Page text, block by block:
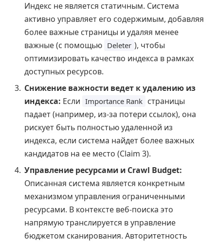
Индекс не является статичным. Система
активно управляет его содержимым, добавляя
более важные страницы и удаляя менее
важные (с помощью Deleter ), чтобы
оптимизировать качество индекса в рамках
доступных ресурсов.
Снижение важности ведет к удалению из
индекса: Если Importance Rank страницы
падает (например, из-за потери ссылок), она
рискует быть полностью удаленной из
индекса, если система найдет более важных
кандидатов на ее место (Claim 3).
Управление ресурсами и Crawl Budget:
Описанная система является конкретным
механизмом управления ограниченными
ресурсами. В контексте веб-поиска это
напрямую транслируется в управление
бюджетом сканирования. Авторитетность